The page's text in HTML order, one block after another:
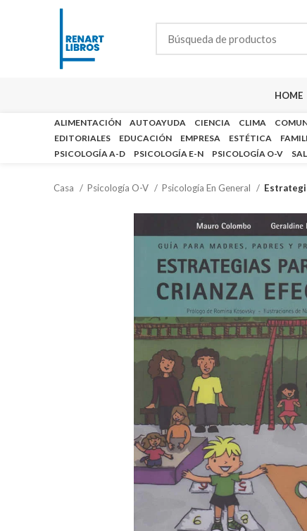
HOME
ALIMENTACIÓN AUTOAYUDA CIENCIA CLIMA
EDITORIALES
EDUCACIÓN EMPRESA ESTÉTICA
PSICOLOGÍA A-D
PSICOLOGÍA E-N PSICOLOGÍA O-V
Casa Psicología O-V Psicología En General